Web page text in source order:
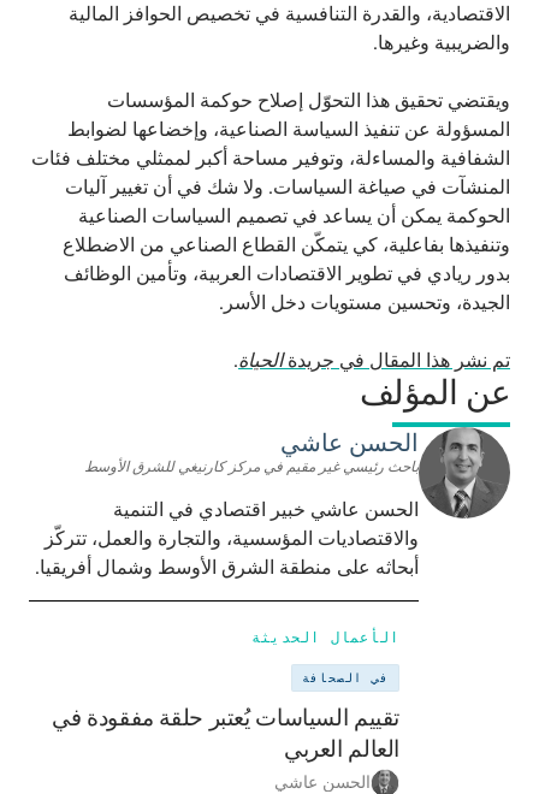
الاقتصادية، والقدرة التنافسية في تخصيص الحوافز المالية
والضريبية وغيرها.
ويقتضي تحقيق هذا التحوّل إصلاح حوكمة المؤسسات
المسؤولة عن تنفيذ السياسة الصناعية، وإخضاعها لضوابط
الشفافية والمساءلة، وتوفير مساحة أكبر لممثلي مختلف فئات
المنشآت في صياغة السياسات. ولا شك في أن تغيير آليات
الحوكمة يمكن أن يساعد في تصميم السياسات الصناعية
وتنفيذها بفاعلية، كي يتمكّن القطاع الصناعي من الاضطلاع
بدور ريادي في تطوير الاقتصادات العربية، وتأمين الوظائف
الجيدة، وتحسين مستويات دخل الأسر.
تم نشر هذا المقال في جريدةالحياة.
عن المؤلف
الحسن عاشي
باحث رئيسي غير مقيم في مركز كارنيغي للشرق الأوسط
الحسن عاشي خبير اقتصادي في التنمية
والاقتصاديات المؤسسية، والتجارة والعمل، تتركّز
أبحاثه على منطقة الشرق الأوسط وشمال أفريقيا.
الأعمال الحديثة
في الصحافة
تقييم السياسات يُعتبر حلقة مفقودة في
العالم العربي
الحسن عاشي